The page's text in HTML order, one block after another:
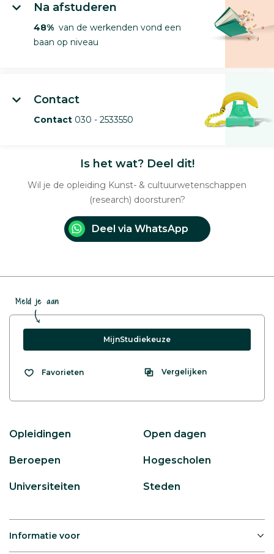
Na afstuderen
48% van de werkenden vond een
baan op niveau
Contact
Contact 030 - 2533550
Is het wat? Deel dit!
Wil je de opleiding Kunst- & cultuurwetenschappen
(research) doorsturen?
Deel via WhatsApp
Meld je aan
MijnStudiekeuze
Favorieten Vergelijken
Opleidingen Open dagen
Beroepen Hogescholen
Universiteiten Steden
Informatie voor